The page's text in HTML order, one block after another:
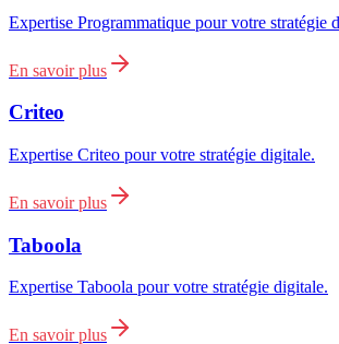
Expertise Programmatique pour votre stratégie
En savoir plus
Criteo
Expertise Criteo pour votre stratégie digitale.
En savoir plus
Taboola
Expertise Taboola pour votre stratégie digitale.
En savoir plus